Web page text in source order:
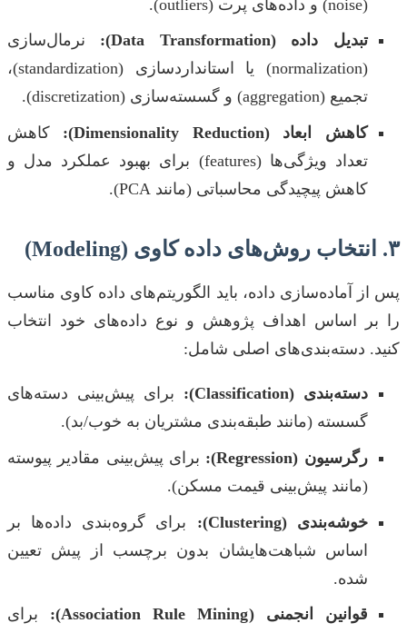
(noise) و داده‌های پرت (outliers).
تبدیل داده (Data Transformation):
نرمال‌سازی
(normalization) یا استانداردسازی (standardization)،
تجمیع (aggregation) و گسسته‌سازی (discretization).
کاهش ابعاد (Dimensionality Reduction):
کاهش
تعداد ویژگی‌ها (features) برای بهبود عملکرد مدل و
کاهش پیچیدگی محاسباتی (مانند PCA).
۳. انتخاب روش‌های داده کاوی (Modeling)
پس از آماده‌سازی داده، باید الگوریتم‌های داده کاوی مناسب
را بر اساس اهداف پژوهش و نوع داده‌های خود انتخاب
کنید. دسته‌بندی‌های اصلی شامل:
دسته‌بندی (Classification):
برای پیش‌بینی دسته‌های
گسسته (مانند طبقه‌بندی مشتریان به خوب/بد).
رگرسیون (Regression):
برای پیش‌بینی مقادیر پیوسته
(مانند پیش‌بینی قیمت مسکن).
خوشه‌بندی (Clustering):
برای گروه‌بندی داده‌ها بر
اساس شباهت‌هایشان بدون برچسب از پیش تعیین
شده.
قوانین انجمنی (Association Rule Mining):
برای